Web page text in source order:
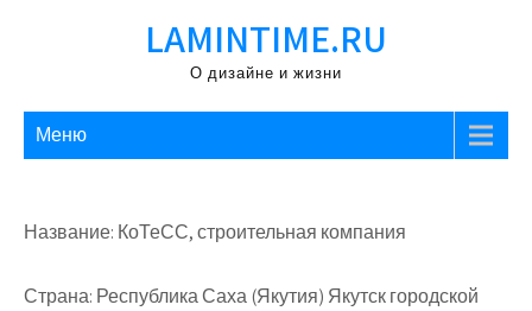
LAMINTIME.RU
О дизайне и жизни
Меню
Название: КоТеСС, строительная компания
Страна: Республика Саха (Якутия) Якутск городской